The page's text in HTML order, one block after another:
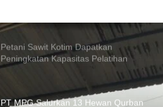
PT MPG Salurkan 13 Hewan Qurban
untuk Karyawan dan Warga
BRI Muara Teweh Kurban untuk